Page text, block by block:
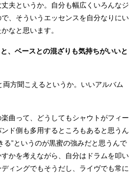
夫というか。自分も幅広くいろんなジ
、そういうエッセンスを自分なりにい
なと思います。
、ベースとの混ざりも気持ちがいいと
方聞こえるというか。いいアルバム
曲って、どうしてもシャウトがフィー
ド側も多用するところもあると思うん
る”というのが黒蜜の強みだと思うんで
かを考えながら、自分はドラムを叩い
ィングでもそうだし、ライヴでも常に